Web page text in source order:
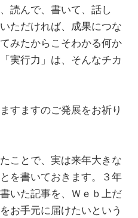
読んで、書いて、話し
ただければ、成果につな
みたからこそわかる何か
実行力」は、そんなチカ
すますのご発展をお祈り
ことで、実は来年大きな
を書いておきます。３年
いた記事を、Ｗｅｂ上だ
お手元に届けたいという